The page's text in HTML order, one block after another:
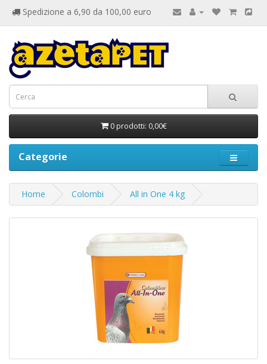
Spedizione a 6,90 da 100,00 euro
0 prodotti: 0,00€
Categorie
Home Colombi All in One 4 kg